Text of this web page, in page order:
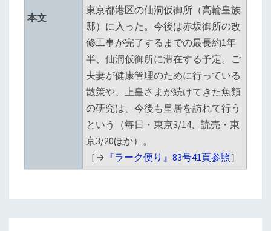
本文
東京都港区の仙洞仮御所（高輪皇族
邸）に入った。今後は赤坂御所の改
修工事が完了するまでの最長約1年
半、仙洞仮御所に滞在する予定。ご
夫妻が健康管理のために行っている
散策や、上皇さまが続けてきた魚類
の研究は、今後も皇居を訪れて行う
という（毎日・東京3/14、読売・東
京3/20ほか）。
［→ 『ラーク便り』83号41頁参照］